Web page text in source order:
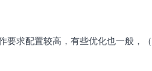
求配置较高，有些优化也一般，